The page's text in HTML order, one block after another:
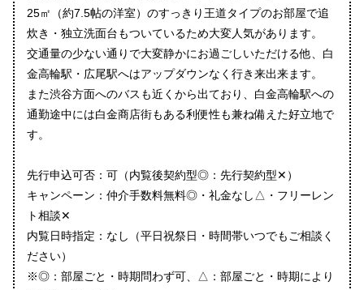
25㎡（約7.5帖の洋室）のすっきり王道タイプのお部屋で追
炊き・独立洗面台もついているため大変人気があります。
交通量の少ない通りで大変静かにお過ごしいただける他、白
金高輪駅・広尾駅へはアップダウンなく行き来出来ます。
また渋谷方面へのバスも近くから出ており、白金高輪駅への
通勤途中には白金商店街もある利便性も兼ね備えた好立地で
す。
先行申込可否：可（内覧後契約型◎：先行契約型✕）
キャンペーン：仲介手数料無料◎・礼金なし△・フリーレン
ト相談✕
内覧日時指定：なし（平日祝祭日・時間帯いつでもご相談く
ださい）
※◎：部屋ごと・時期問わず可、△：部屋ごと・時期により